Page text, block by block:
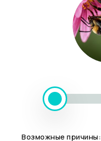
Возможные причины: